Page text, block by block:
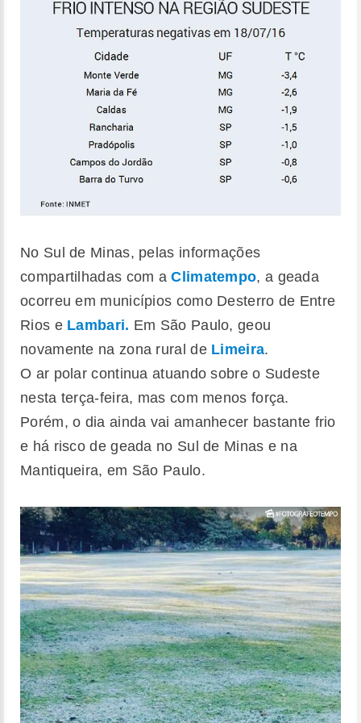
No Sul de Minas, pelas informações
compartilhadas com aClimatempo, a geada
ocorreu em municípios como Desterro de Entre
Rios e Lambari. Em São Paulo, geou
novamente na zona rural de Limeira.
O ar polar continua atuando sobre o Sudeste
nesta terça-feira, mas com menos força.
Porém, o dia ainda vai amanhecer bastante frio
e há risco de geada no Sul de Minas e na
Mantiqueira, em São Paulo.